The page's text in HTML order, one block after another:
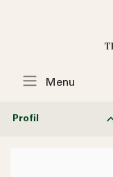
Menu
Profil